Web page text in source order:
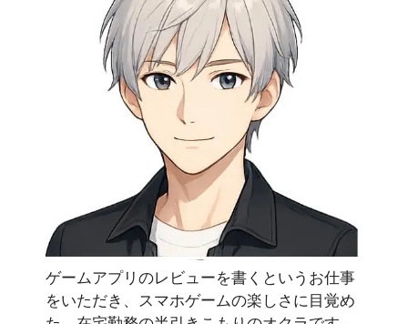
ゲームアプリのレビューを書くというお仕事
をいただき、スマホゲームの楽しさに目覚め